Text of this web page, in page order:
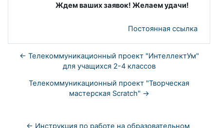
Ждем ваших заявок! Желаем удачи!
Постоянная ссылка
← Телекоммуникационный проект "ИнтеллектУм"
для учащихся 2-4 классов
Телекоммуникационный проект "Творческая
мастерская Scratch" →
← Инструкция по работе на образовательном